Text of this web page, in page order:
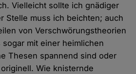
Vielleicht sollte ich gnädiger
Stelle muss ich beichten; auch
von Verschwörungstheorien
mit einer heimlichen
Thesen spannend sind oder
Wie knisternde